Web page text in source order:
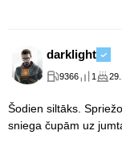
darklight
9366 1
Šodien siltāks.
sniega čupām uz